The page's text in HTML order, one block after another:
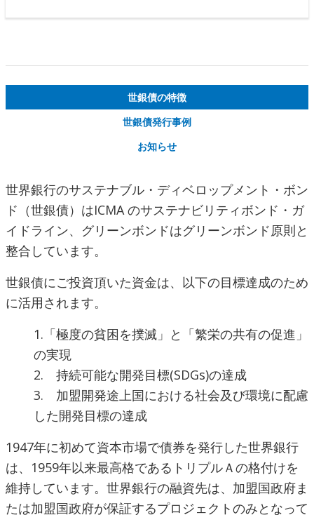
世銀債の特徴
世銀債発行事例
お知らせ
世界銀行のサステナブル・ディベロップメント・ボン
ド（世銀債）はICMA のサステナビリティボンド・ガ
イドライン、グリーンボンドはグリーンボンド原則と
整合しています。
世銀債にご投資頂いた資金は、以下の目標達成のため
に活用されます。
1.「極度の貧困を撲滅」と「繁栄の共有の促進」
の実現
2. 持続可能な開発目標(SDGs)の達成
3. 加盟開発途上国における社会及び環境に配慮
した開発目標の達成
1947年に初めて資本市場で債券を発行した世界銀行
は、1959年以来最高格であるトリプルＡの格付けを
維持しています。世界銀行の融資先は、加盟国政府ま
たは加盟国政府が保証するプロジェクトのみとなって